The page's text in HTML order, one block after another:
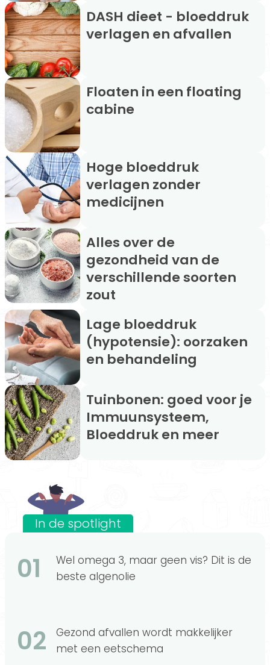
DASH dieet - bloeddruk
verlagen en afvallen
Floaten in een floating
cabine
Hoge bloeddruk
verlagen zonder
medicijnen
Alles over de
gezondheid van de
verschillende soorten
zout
Lage bloeddruk
(hypotensie): oorzaken
en behandeling
Tuinbonen: goed voor je
Immuunsysteem,
Bloeddruk en meer
In de spotlight
01
Wel omega 3, maar geen vis? Dit is de
beste algenolie
02
Gezond afvallen wordt makkelijker
met een eetschema